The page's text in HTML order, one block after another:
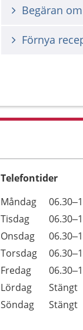
Begäran
Förnya
Telefontider
Dag
Öppettider
Kommentarer
Måndag
Tisdag
Onsdag
Torsdag
Fredag
Lördag
Stängt
Söndag
Stängt